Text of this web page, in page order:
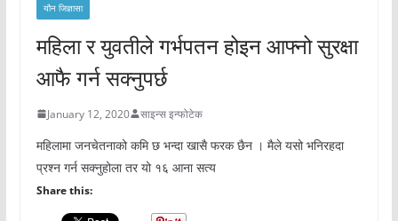
यौन जिज्ञासा
महिला र युवतीले गर्भपतन होइन आफ्नो सुरक्षा
आफै गर्न सक्नुपर्छ
January 12, 2020 साइन्स इन्फोटेक
महिलामा जनचेतनाको कमि छ भन्दा खासै फरक छैन । मैले यसो भनिरहदा
प्रश्न गर्न सक्नुहोला तर यो १६ आना सत्य
Share this: